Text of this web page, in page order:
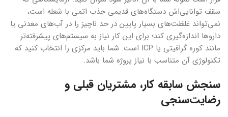
سقف توانایی‌اش دستگاه‌های قدیمی جذب اتمی با شعله است،
نمی‌تواند غلظت‌های بسیار پایین در حد ناچیز را در آب‌های معدنی یا
داروها اندازه‌گیری کند؛ برای این کار نیاز به سیستم‌های پیشرفته‌تر
مانند کوره گرافیتی یا ICP است. شما باید مرکزی را انتخاب کنید که
تکنولوژی آن متناسب با نیاز پروژه شما باشد.
سنجش سابقه کار، مشتریان قبلی و
رضایت‌سنجی